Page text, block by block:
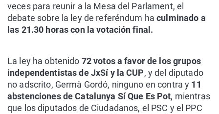
veces para reunir a la Mesa del Parlament, el
debate sobre la ley de referéndum ha culminado a
las 21.30 horas con la votación final.
La ley ha obtenido 72 votos a favor de los grupos
independentistas de JxSí y la CUP, y del diputado
no adscrito, Germà Gordó, ninguno en contra y 11
abstenciones de Catalunya Sí Que Es Pot, mientras
que los diputados de Ciudadanos, el PSC y el PPC